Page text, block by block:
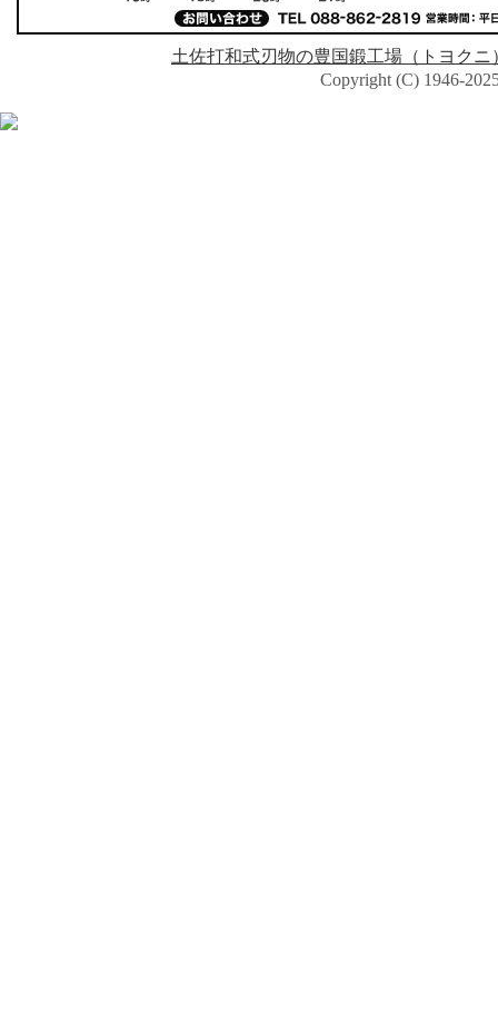
土佐打和式刃物の豊国鍛工場（トヨクニ
Copyright (C) 1946-